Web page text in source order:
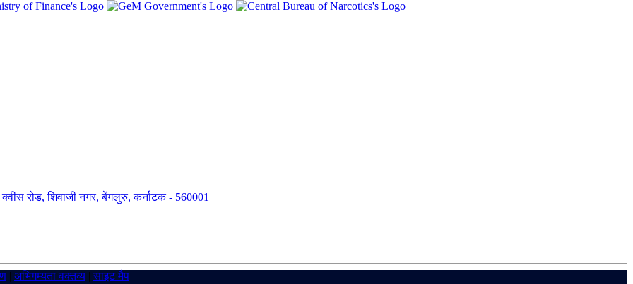
रोड, शिवाजी नगर, बेंगलुरु, कर्नाटक - 560001
| अभिगम्यता वक्तव्य |साइट मैप